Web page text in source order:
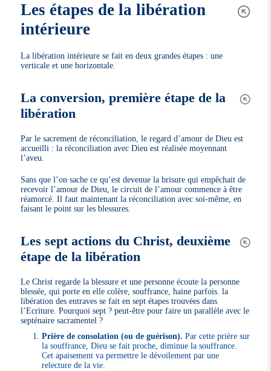
Les étapes de la libération
intérieure
La libération intérieure se fait en deux grandes étapes : une
verticale et une horizontale.
La conversion, première étape de la
libération
Par le sacrement de réconciliation, le regard d’amour de Dieu est
accueilli : la réconciliation avec Dieu est réalisée moyennant
l’aveu.
Sans que l’on sache ce qu’est devenue la brisure qui empêchait de
recevoir l’amour de Dieu, le circuit de l’amour commence à être
réamorcé. Il faut maintenant la réconciliation avec soi-même, en
faisant le point sur les blessures.
Les sept actions du Christ, deuxième
étape de la libération
Le Christ regarde la blessure et une personne écoute la personne
blessée, qui porte en elle colère, souffrance, haine parfois. la
libération des entraves se fait en sept étapes trouvées dans
l’Ecriture. Pourquoi sept ? peut-être pour faire un parallèle avec le
septénaire sacramentel ?
Prière de consolation (ou de guérison). Par cette prière sur
la souffrance, Dieu se fait proche, diminue la souffrance.
Cet apaisement va permettre le dévoilement par une
relecture de la vie.